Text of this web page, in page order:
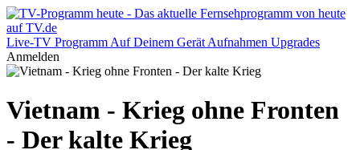
Live-TV Programm Auf Deinem Gerät Aufnahmen Upgrades
Anmelden
Vietnam - Krieg ohne Fronten
- Der kalte Krieg